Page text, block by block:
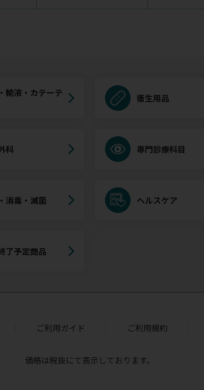
輸液・カテーテ
衛生用品
科 専門診療科目
消毒・滅菌 ヘルスケア
了予定商品
ご利用ガイド ご利用規約
価格は税抜にて表示しております。